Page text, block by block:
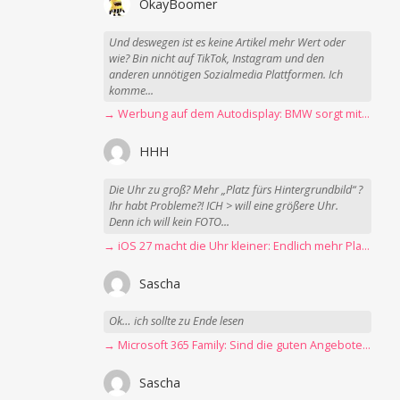
OkayBoomer
Und deswegen ist es keine Artikel mehr Wert oder
wie? Bin nicht auf TikTok, Instagram und den
anderen unnötigen Sozialmedia Plattformen. Ich
komme...
→ Werbung auf dem Autodisplay: BMW sorgt mit Spider-Man-Werbung für scharfe Kritik
HHH
Die Uhr zu groß? Mehr „Platz fürs Hintergrundbild“ ?
Ihr habt Probleme?! ICH > will eine größere Uhr.
Denn ich will kein FOTO...
→ iOS 27 macht die Uhr kleiner: Endlich mehr Platz fürs Hintergrundbild
Sascha
Ok… ich sollte zu Ende lesen
→ Microsoft 365 Family: Sind die guten Angebote vorbei?
Sascha